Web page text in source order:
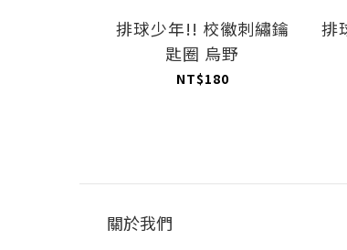
排球少年!! 校徽刺繡鑰
匙圈 烏野
NT$180
排
關於我們